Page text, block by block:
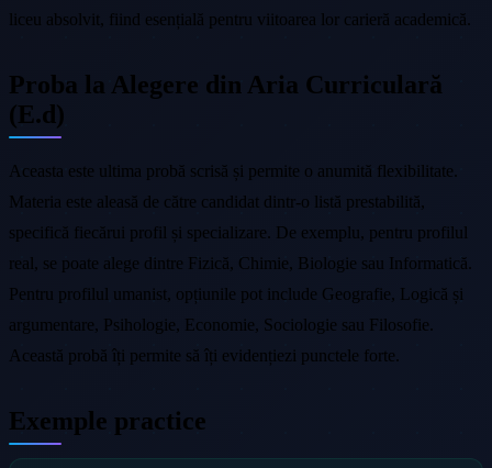
liceu absolvit, fiind esențială pentru viitoarea lor carieră academică.
Proba la Alegere din Aria Curriculară
(E.d)
Aceasta este ultima probă scrisă și permite o anumită flexibilitate.
Materia este aleasă de către candidat dintr-o listă prestabilită,
specifică fiecărui profil și specializare. De exemplu, pentru profilul
real, se poate alege dintre Fizică, Chimie, Biologie sau Informatică.
Pentru profilul umanist, opțiunile pot include Geografie, Logică și
argumentare, Psihologie, Economie, Sociologie sau Filosofie.
Această probă îți permite să îți evidențiezi punctele forte.
Exemple practice